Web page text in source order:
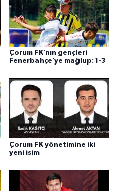
Çorum FK’nın gençleri
Fenerbahçe’ye mağlup: 1-3
Çorum FK yönetimine iki
yeni isim